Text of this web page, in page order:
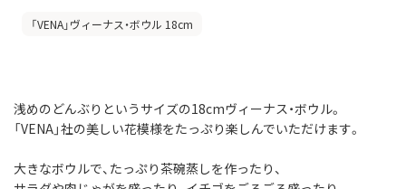
「VENA」ヴィーナス・ボウル 18cm
浅めのどんぶりというサイズの18cmヴィーナス・ボウル。
「VENA」社の美しい花模様をたっぷり楽しんでいただけます。
大きなボウルで、たっぷり茶碗蒸しを作ったり、